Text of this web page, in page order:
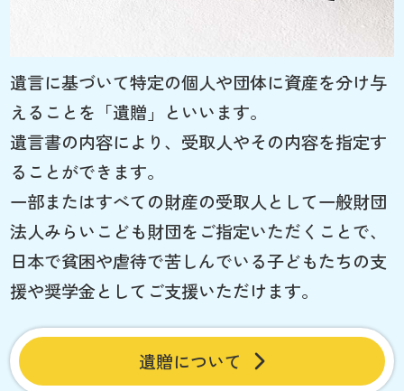
遺言に基づいて特定の個人や団体に資産を分け与
えることを「遺贈」といいます。
遺言書の内容により、受取人やその内容を指定す
ることができます。
一部またはすべての財産の受取人として一般財団
法人みらいこども財団をご指定いただくことで、
日本で貧困や虐待で苦しんでいる子どもたちの支
援や奨学金としてご支援いただけます。
遺贈について